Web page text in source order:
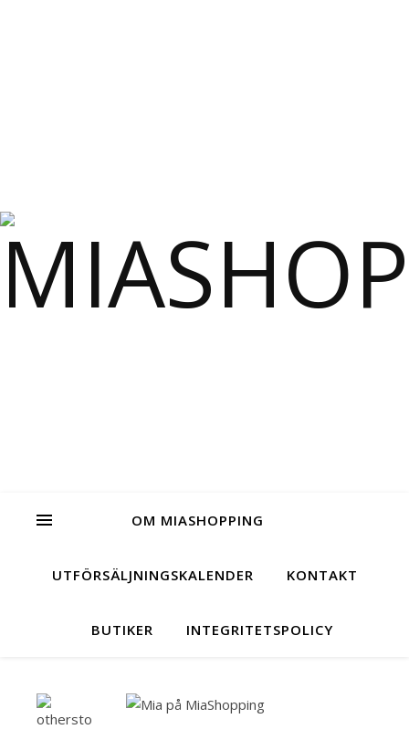
OM MIASHOPPING
UTFÖRSÄLJNINGSKALENDER KONTAKT
BUTIKER INTEGRITETSPOLICY